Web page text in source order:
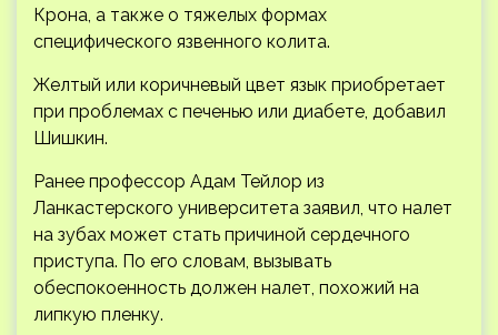
Крона, а также о тяжелых формах
специфического язвенного колита.
Желтый или коричневый цвет язык приобретает
при проблемах с печенью или диабете, добавил
Шишкин.
Ранее профессор Адам Тейлор из
Ланкастерского университета заявил, что налет
на зубах может стать причиной сердечного
приступа. По его словам, вызывать
обеспокоенность должен налет, похожий на
липкую пленку.